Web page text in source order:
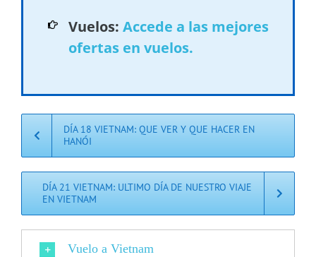
Vuelos: Accede a las mejores
ofertas en vuelos.
DÍA 18 VIETNAM: QUE VER Y QUE HACER EN
HANÓI
DÍA 21 VIETNAM: ULTIMO DÍA DE NUESTRO VIAJE
EN VIETNAM
Vuelo a Vietnam